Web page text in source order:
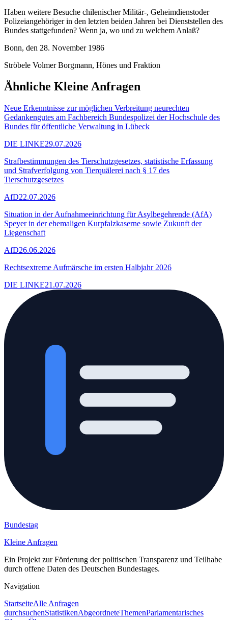
Haben weitere Besuche chilenischer Militär-, Geheimdienstoder
Polizeiangehöriger in den letzten beiden Jahren bei Dienststellen des
Bundes stattgefunden? Wenn ja, wo und zu welchem Anlaß?
Bonn, den 28. November 1986
Ströbele Volmer Borgmann, Hönes und Fraktion
Ähnliche Kleine Anfragen
Neue Erkenntnisse zur möglichen Verbreitung neurechten
Gedankengutes am Fachbereich Bundespolizei der Hochschule des
Bundes für öffentliche Verwaltung in Lübeck
DIE LINKE29.07.2026
Strafbestimmungen des Tierschutzgesetzes, statistische Erfassung
und Strafverfolgung von Tierquälerei nach § 17 des
Tierschutzgesetzes
AfD22.07.2026
Situation in der Aufnahmeeinrichtung für Asylbegehrende (AfA)
Speyer in der ehemaligen Kurpfalzkaserne sowie Zukunft der
Liegenschaft
AfD26.06.2026
Rechtsextreme Aufmärsche im ersten Halbjahr 2026
DIE LINKE21.07.2026
Bundestag
Kleine Anfragen
Ein Projekt zur Förderung der politischen Transparenz und Teilhabe
durch offene Daten des Deutschen Bundestages.
Navigation
StartseiteAlle Anfragen
durchsuchenStatistikenAbgeordneteThemenParlamentarisches